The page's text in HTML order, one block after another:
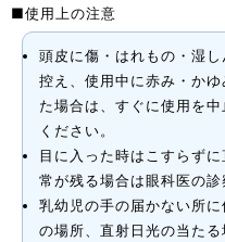
■使用上の注意
頭皮に傷・はれもの・湿
控え、使用中に赤み・か
た場合は、すぐに使用を
ください。
目に入った時はこすらず
常が残る場合は眼科医の診
乳幼児の手の届かない所
の場所、直射日光の当た